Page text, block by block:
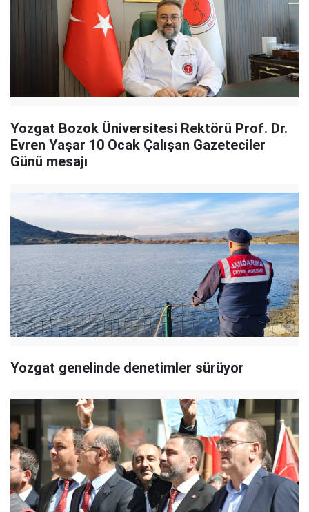
Yozgat Bozok Üniversitesi Rektörü Prof. Dr.
Evren Yaşar 10 Ocak Çalışan Gazeteciler
Günü mesajı
Yozgat genelinde denetimler sürüyor